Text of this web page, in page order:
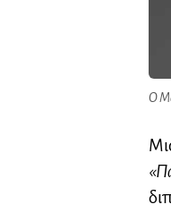
Ο